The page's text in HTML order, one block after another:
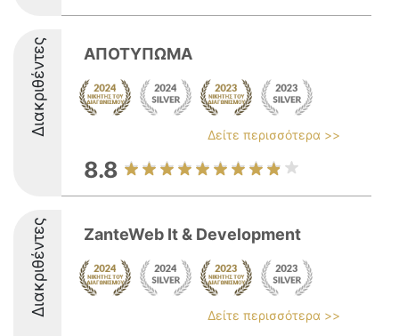
Διακριθέντες ΑΠΟΤΥΠΩΜΑ
Δείτε περισσότερα >>
8.8
Διακριθέντες ZanteWeb It & Development
Δείτε περισσότερα >>